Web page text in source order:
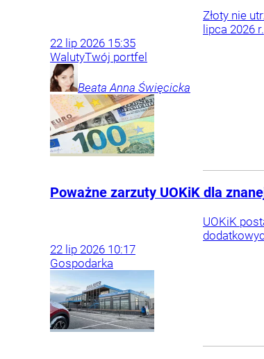
Złoty nie
lipca 2026 r.
22 lip 2026 15:35
WalutyTwój portfel
Beata Anna Święcicka
Poważne zarzuty UOKiK dla
UOKiK
22 lip 2026 10:17
Gospodarka